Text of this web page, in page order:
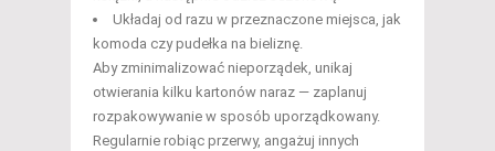
Układaj od razu w przeznaczone miejsca, jak
komoda czy pudełka na bieliznę.
Aby zminimalizować nieporządek, unikaj
otwierania kilku kartonów naraz — zaplanuj
rozpakowywanie w sposób uporządkowany.
Regularnie robiąc przerwy, angażuj innych